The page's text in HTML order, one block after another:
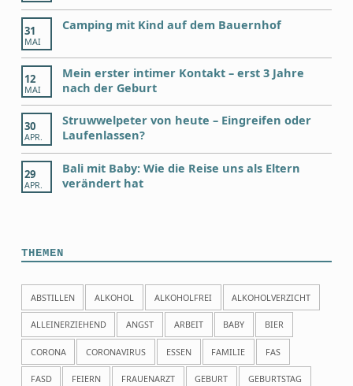
31
MAI
Camping mit Kind auf dem Bauernhof
12
MAI
Mein erster intimer Kontakt – erst 3 Jahre
nach der Geburt
30
APR.
Struwwelpeter von heute – Eingreifen oder
Laufenlassen?
29
APR.
Bali mit Baby: Wie die Reise uns als Eltern
verändert hat
THEMEN
ABSTILLEN ALKOHOL ALKOHOLFREI ALKOHOLVERZICHT
ALLEINERZIEHEND ANGST ARBEIT BABY BIER
CORONA CORONAVIRUS ESSEN FAMILIE FAS
FASD FEIERN FRAUENARZT GEBURT GEBURTSTAG